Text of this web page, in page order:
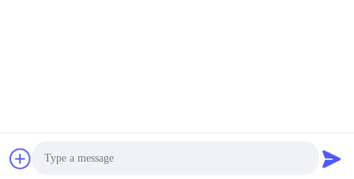
Πάρτε την καλύτερη τιμή